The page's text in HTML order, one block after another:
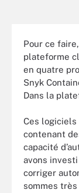
Pour ce
plateforme
en quatre
Snyk
Dans la
Ces
contenant
capacité
avons
corriger
sommes